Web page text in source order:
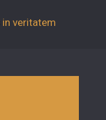
in veritatem